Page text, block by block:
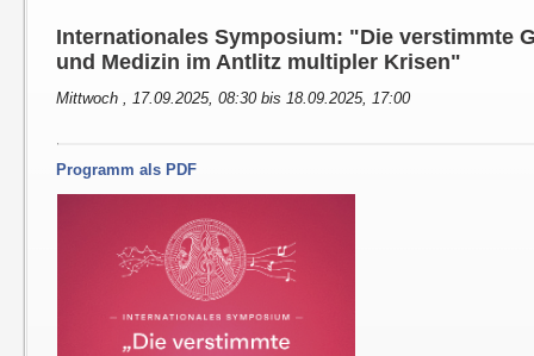
Internationales Symposium: "Die verstimmte
und Medizin im Antlitz multipler Krisen"
Mittwoch , 17.09.2025, 08:30 bis 18.09.2025, 17:00
Programm als PDF